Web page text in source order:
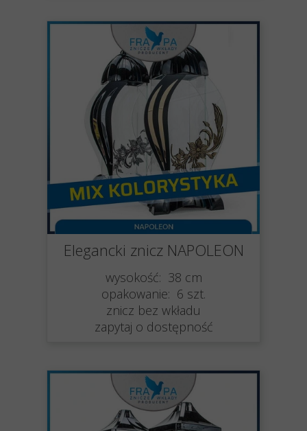
Elegancki znicz NAPOLEON
wysokość: 38 cm
opakowanie: 6 szt.
znicz bez wkładu
zapytaj o dostępność